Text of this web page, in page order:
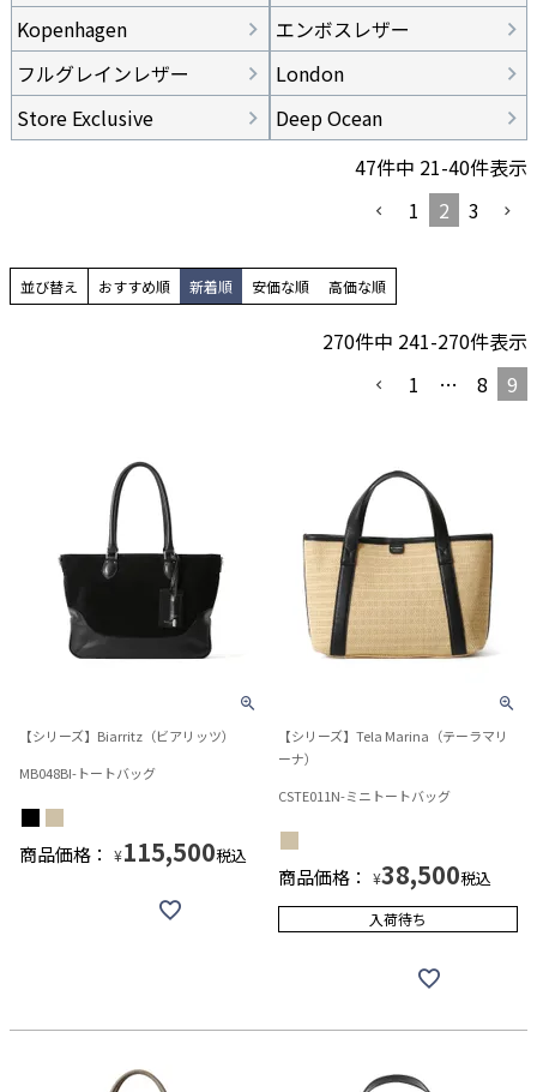
Kopenhagen
エンボスレザー
フルグレインレザー
London
Store Exclusive
Deep Ocean
47件中 21-40件表示
1
2 3
並び替え おすすめ順 新着順 安価な順 高価な順
270件中 241-270件表示
1
… 8 9
【シリーズ】Biarritz（ビアリッツ）
MB048BI-トートバッグ
商品価格： ¥115,500税込
【シリーズ】Tela Marina（テーラマリ
ーナ）
CSTE011N-ミニトートバッグ
商品価格： ¥38,500税込
入荷待ち